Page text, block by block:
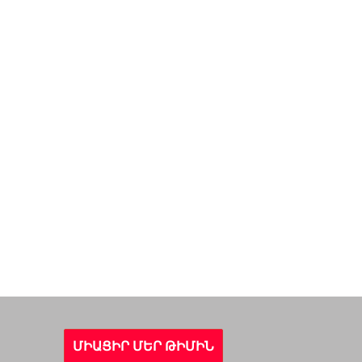
ՄԻԱՑԻՐ ՄԵՐ ԹԻՄԻՆ